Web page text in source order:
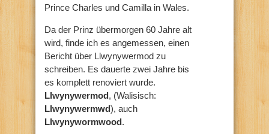
Prince Charles und Camilla in Wales.
Da der Prinz übermorgen 60 Jahre alt
wird, finde ich es angemessen, einen
Bericht über Llwynywermod zu
schreiben. Es dauerte zwei Jahre bis
es komplett renoviert wurde.
Llwynywermod, (Walisisch:
Llwynywermwd), auch
Llwynywormwood.